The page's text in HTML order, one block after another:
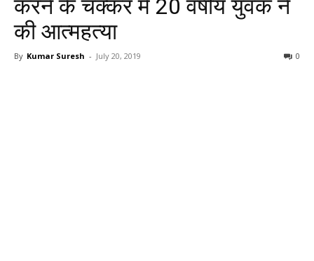
करने के चक्कर में 20 वर्षीय युवक ने
की आत्महत्या
By Kumar Suresh - July 20, 2019 0